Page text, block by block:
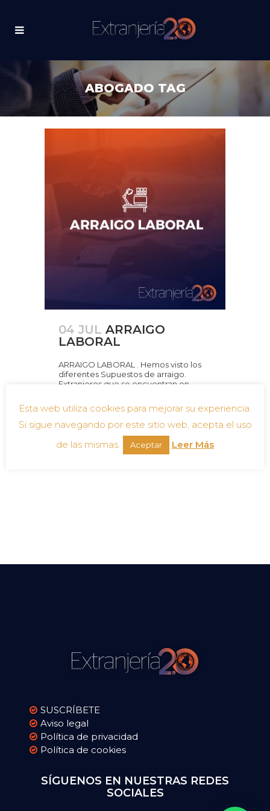
ABOGADO TAG
04 JUL ARRAIGO
LABORAL
ARRAIGO LABORAL . Hemos visto los
diferentes Supuestos de arraigo.
Extranjeros que se encuentran en
autorización de estancia o residencia).
Arraigo social. Si ha permanecido en
España...
SUSCRÍBETE
Aviso legal
Política de privacidad
Política de cookies
SÍGUENOS EN NUESTRAS REDES
SOCIALES
Esta web utiliza cookies para mejorar su experiencia.
Si sigue navegando por este sitio web, acepta el uso
de las mismas.
Aceptar Leer Más